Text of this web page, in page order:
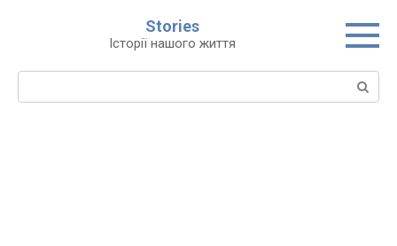
Stories
Історії нашого життя
Пошук: